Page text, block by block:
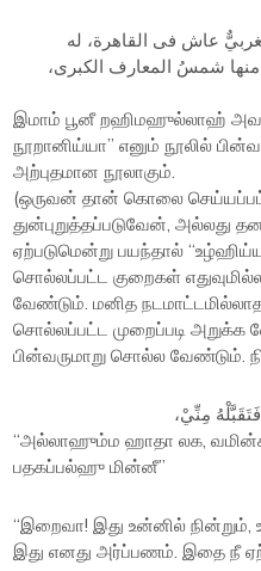
متصوّفٌ مغربيٌّ عاش فى القاهرة، له
شمسُ المعارف الكبرى،
இமாம் பூனீ றஹிமஹுல்லாஹ்
நூறானிய்யா” எனும் நூலில்
அற்புதமான நூலாகும்.
(ஒருவன் தான் கொலை
துன்புறுத்தப்படுவேன், அல்லது
ஏற்படுமென்று பயந்தால்
சொல்லப்பட்ட குறைகள்
வேண்டும். மனித
சொல்லப்பட்ட முறைப்படி
பின்வருமாறு சொல்ல வேண்டும்.
مِنِّيْ،
“அல்லாஹும்ம ஹாதா லக,
பதகப்பல்ஹு மின்னீ”
“இறைவா! இது உன்னில்
இது எனது அர்ப்பணம். இதை நீ